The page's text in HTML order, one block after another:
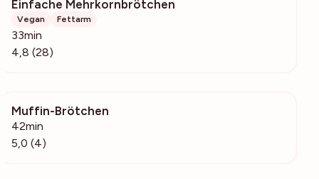
Einfache Mehrkornbrötchen
Vegan Fettarm
33min
4,8 (28)
Muffin-Brötchen
42min
5,0 (4)